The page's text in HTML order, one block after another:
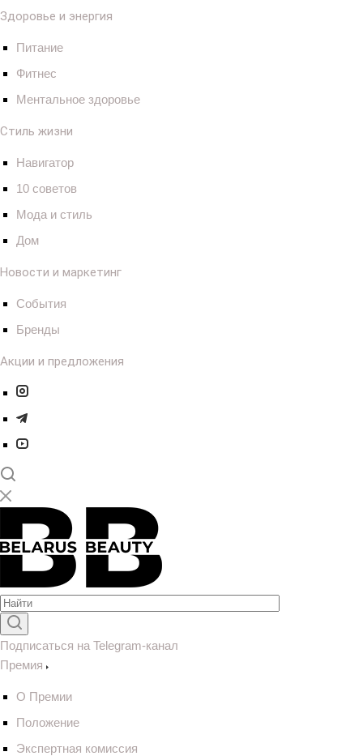
Здоровье и энергия
Питание
Фитнес
Ментальное здоровье
Стиль жизни
Навигатор
10 советов
Мода и стиль
Дом
Новости и маркетинг
События
Бренды
Акции и предложения
Подписаться на Telegram-канал
Премия
О Премии
Положение
Экспертная комиссия